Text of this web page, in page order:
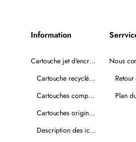
Information
Cartouche jet d'encre recyclée
Cartouche recyclée PLUS
Cartouches compatibles
Cartouches originales
Description des icônes
Nous
Plan